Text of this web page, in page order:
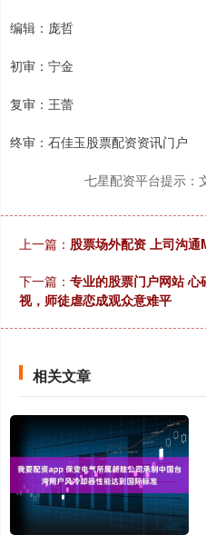
编辑：庞哲
初审：宁金
复审：王蕾
终审：石佳玉股票配资资讯门户
七星配资平台提示：
上一篇： 股票场外配资 上司沟通
下一篇： 专业的股票门户网站
视，师徒虐恋成观众意难平
相关文章